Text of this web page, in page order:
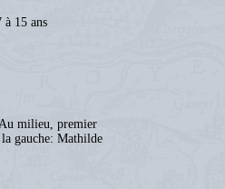
à 15 ans
milieu, premier
gauche: Mathilde